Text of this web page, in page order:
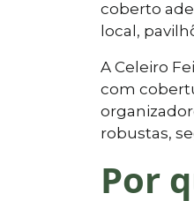
coberto
local,
A Celeiro
com
robustas,
Por